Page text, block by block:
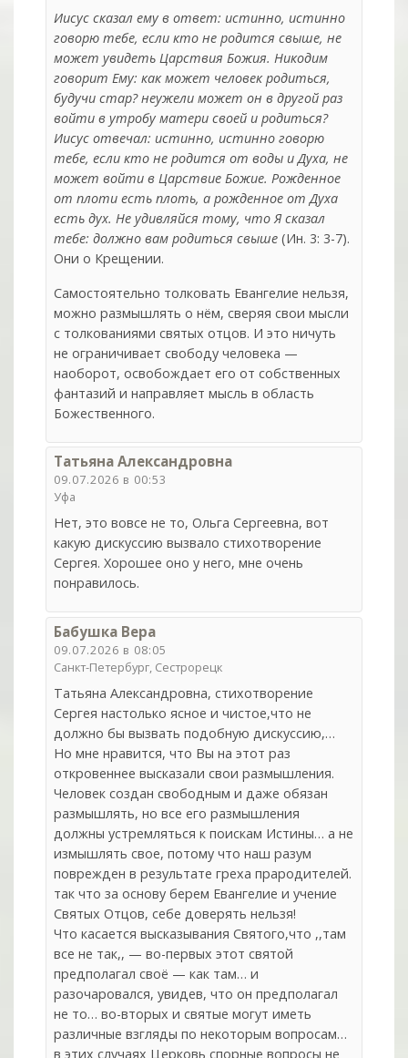
Иисус сказал ему в ответ: истинно, истинно
говорю тебе, если кто не родится свыше, не
может увидеть Царствия Божия. Никодим
говорит Ему: как может человек родиться,
будучи стар? неужели может он в другой раз
войти в утробу матери своей и родиться?
Иисус отвечал: истинно, истинно говорю
тебе, если кто не родится от воды и Духа, не
может войти в Царствие Божие. Рожденное
от плоти есть плоть, а рожденное от Духа
есть дух. Не удивляйся тому, что Я сказал
тебе: должно вам родиться свыше (Ин. 3: 3-7).
Они о Крещении.
Самостоятельно толковать Евангелие нельзя,
можно размышлять о нём, сверяя свои мысли
с толкованиями святых отцов. И это ничуть
не ограничивает свободу человека —
наоборот, освобождает его от собственных
фантазий и направляет мысль в область
Божественного.
Татьяна Александровна
09.07.2026 в 00:53
Уфа
Нет, это вовсе не то, Ольга Сергеевна, вот
какую дискуссию вызвало стихотворение
Сергея. Хорошее оно у него, мне очень
понравилось.
Бабушка Вера
09.07.2026 в 08:05
Санкт-Петербург, Сестрорецк
Татьяна Александровна, стихотворение
Сергея настолько ясное и чистое,что не
должно бы вызвать подобную дискуссию,…
Но мне нравится, что Вы на этот раз
откровеннее высказали свои размышления.
Человек создан свободным и даже обязан
размышлять, но все его размышления
должны устремляться к поискам Истины… а не
измышлять свое, потому что наш разум
поврежден в результате греха прародителей.
так что за основу берем Евангелие и учение
Святых Отцов, себе доверять нельзя!
Что касается высказывания Святого,что ,,там
все не так,, — во-первых этот святой
предполагал своё — как там… и
разочаровался, увидев, что он предполагал
не то… во-вторых и святые могут иметь
различные взгляды по некоторым вопросам…
в этих случаях Церковь спорные вопросы не